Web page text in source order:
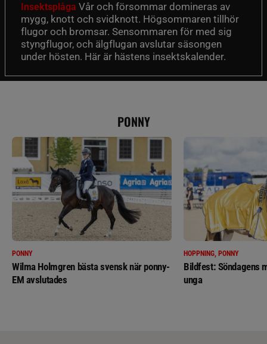
Insektsplåga Vår och försommar domineras av
mygg, knott och svidknott. Högsommaren tillhör
flugor och bromsar. Sensommaren för med sig
styngflugor, och älgflugan avslutar säsongen
under hösten. Här är hästens insektskalender.
PONNY
PONNY
Wilma Holmgren bästa svensk när ponny-
EM avslutades
HOPPNING, PONNY
Bildfest: Söndagens
unga